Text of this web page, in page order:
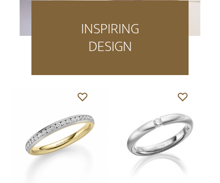
INSPIRING
DESIGN